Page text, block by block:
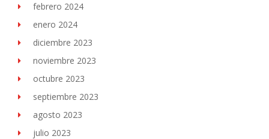
febrero 2024
enero 2024
diciembre 2023
noviembre 2023
octubre 2023
septiembre 2023
agosto 2023
julio 2023